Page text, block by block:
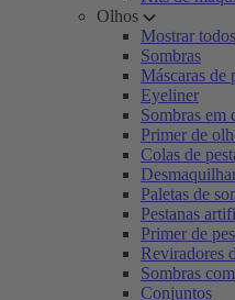
Olhos
Mostrar todos
Sombras
Máscaras de
Eyeliner
Sombras em
Primer de
Colas de
Paletas de
Pestanas
Primer de
Reviradores
Sombras
Conjuntos